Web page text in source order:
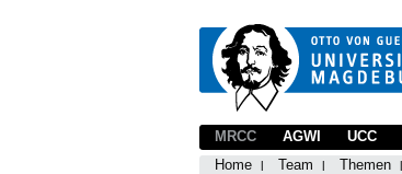
MRCC
Home
Team Themen
AGWI UCC